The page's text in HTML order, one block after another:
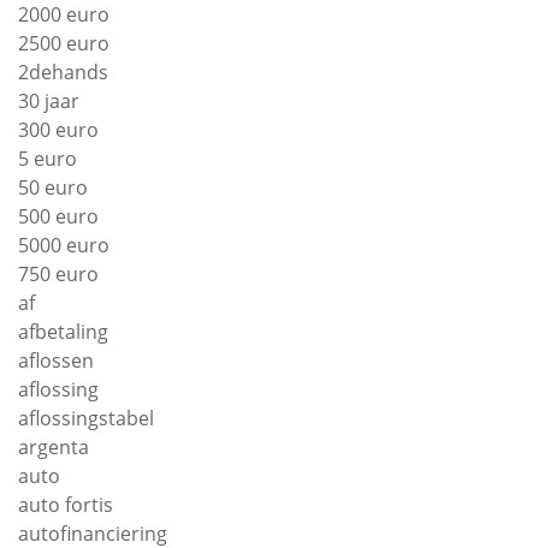
2000 euro
2500 euro
2dehands
30 jaar
300 euro
5 euro
50 euro
500 euro
5000 euro
750 euro
af
afbetaling
aflossen
aflossing
aflossingstabel
argenta
auto
auto fortis
autofinanciering